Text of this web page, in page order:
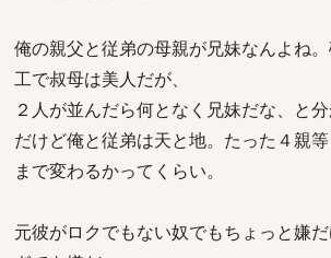
俺の親父と従弟の母親が兄妹なんよね
工で叔母は美人だが、
２人が並んだら何となく兄妹だな、と分
だけど俺と従弟は天と地。たった４親
まで変わるかってくらい。
元彼がロクでもない奴でもちょっと嫌